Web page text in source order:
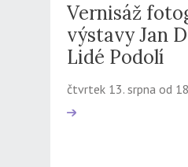
Vernisáž
výstavy Jan
Lidé Podolí
čtvrtek 13. srpna od